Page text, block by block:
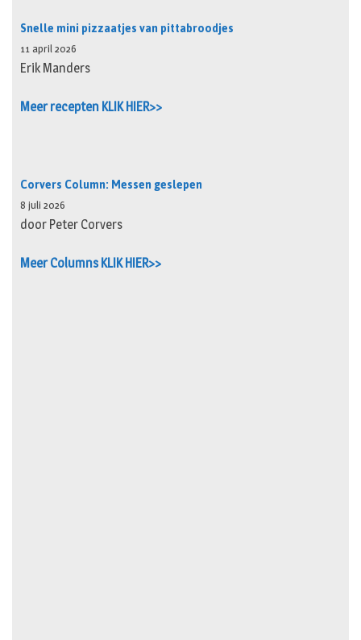
Snelle mini pizzaatjes van pittabroodjes
11 april 2026
Erik Manders
Meer recepten KLIK HIER>>
Corvers Column: Messen geslepen
8 juli 2026
door Peter Corvers
Meer Columns KLIK HIER>>